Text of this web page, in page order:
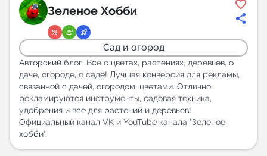
Каталог ботов
Горящие предложения
Индекс читаемости каналов в Telegram
New
Аналитика MAX каналов
New
Зеленое Хобби
Сад и огород
Авторский блог. Всё о цветах, растениях, деревьев, о
даче, огороде, о саде! Лучшая конверсия для рекламы,
связанной с дачей, огородом, цветами. Отлично
рекламируются инструменты, садовая техника,
удобрения и все для растений и деревьев!
Официальный канал VK и YouTube канала "Зеленое
хобби".